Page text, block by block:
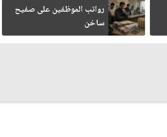
رواتب الموظفين على صفيح
ساخن